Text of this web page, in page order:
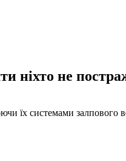
ніхто не
їх системами